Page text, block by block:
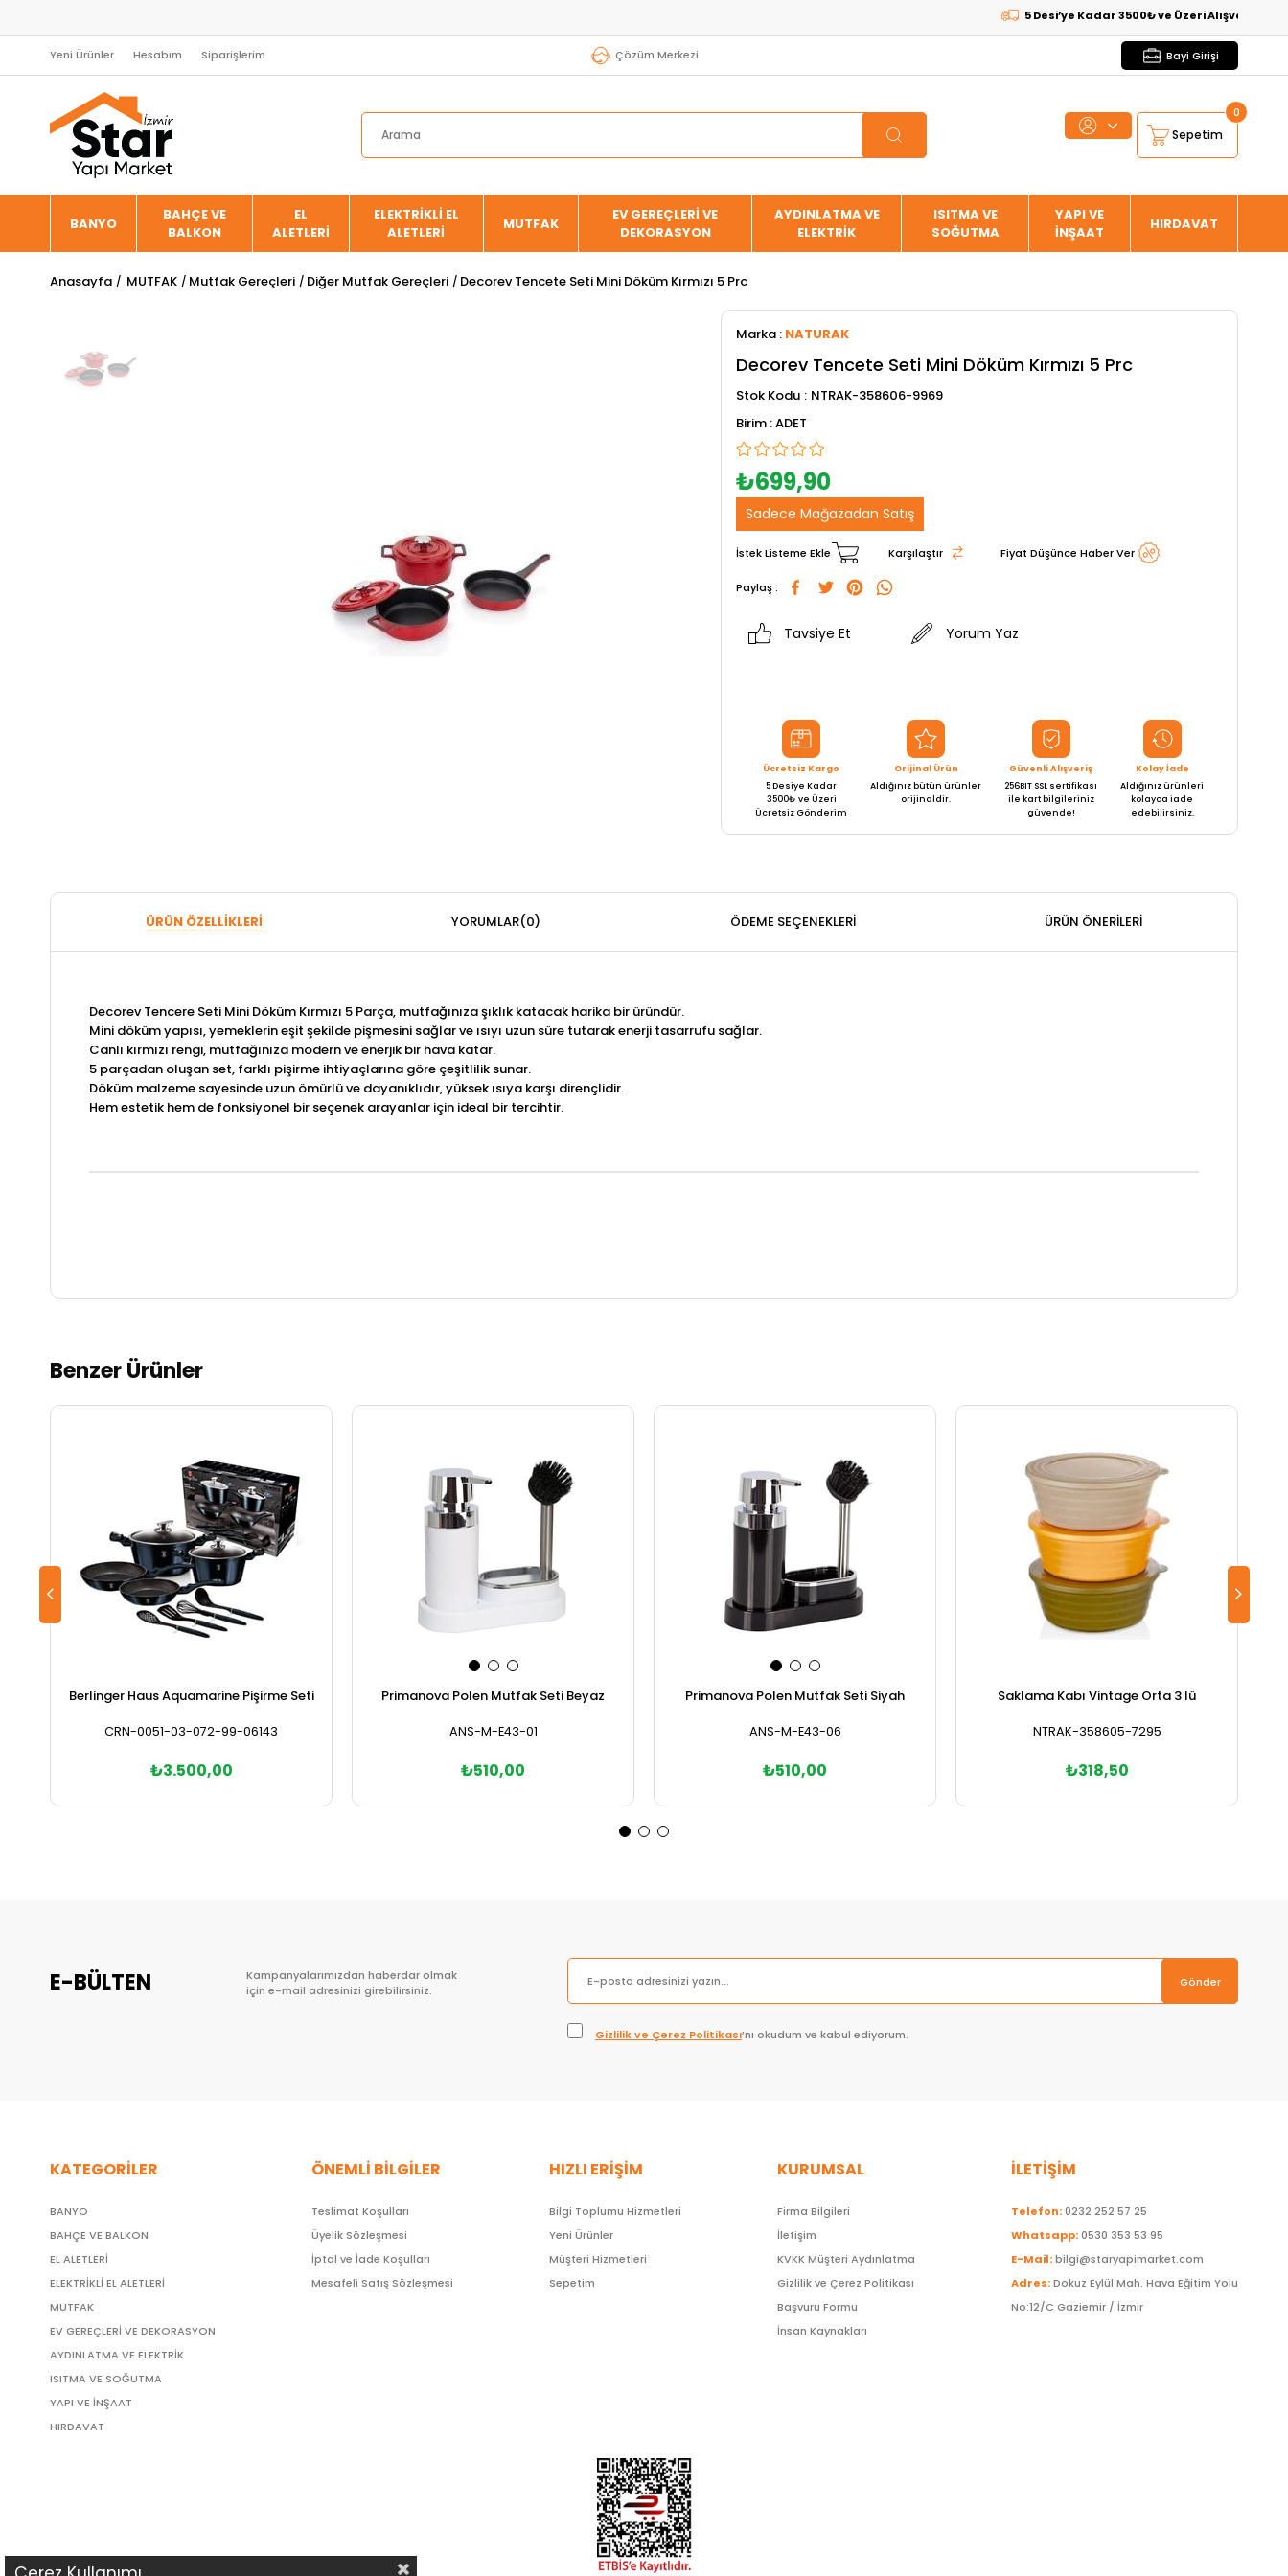
5 Desi’ye Kadar 3500₺ ve Üzeri Alışverişlerde
Yeni Ürünler Hesabım Siparişlerim Çözüm Merkezi Bayi Girişi
Sepetim
0
BANYO
BAHÇE VE
BALKON
EL
ALETLERİ
ELEKTRİKLİ EL
ALETLERİ
MUTFAK
EV GEREÇLERİ VE
DEKORASYON
AYDINLATMA VE
ELEKTRİK
ISITMA VE
SOĞUTMA
YAPI VE
İNŞAAT
HIRDAVAT
Anasayfa MUTFAK Mutfak Gereçleri Diğer Mutfak Gereçleri Decorev Tencete Seti Mini Döküm Kırmızı 5 Prc
Marka : NATURAK
Decorev Tencete Seti Mini Döküm Kırmızı 5 Prc
Stok Kodu
NTRAK-358606-9969
ADET
₺699,90
Sadece Mağazadan Satış
İstek Listeme Ekle Karşılaştır Fiyat Düşünce Haber Ver
Paylaş :
Tavsiye Et Yorum Yaz
Ücretsiz Kargo
5 Desiye Kadar
3500₺ ve Üzeri
Ücretsiz Gönderim
Orijinal Ürün
Aldığınız bütün ürünler
orijinaldir.
Güvenli Alışveriş
256BIT SSL sertifikası
ile kart bilgileriniz
güvende!
Kolay İade
Aldığınız ürünleri
kolayca iade
edebilirsiniz.
ÜRÜN ÖZELLIKLERI YORUMLAR(0) ÖDEME SEÇENEKLERI ÜRÜN ÖNERILERI
Decorev Tencere Seti Mini Döküm Kırmızı 5 Parça, mutfağınıza şıklık katacak harika bir üründür.
Mini döküm yapısı, yemeklerin eşit şekilde pişmesini sağlar ve ısıyı uzun süre tutarak enerji tasarrufu sağlar.
Canlı kırmızı rengi, mutfağınıza modern ve enerjik bir hava katar.
5 parçadan oluşan set, farklı pişirme ihtiyaçlarına göre çeşitlilik sunar.
Döküm malzeme sayesinde uzun ömürlü ve dayanıklıdır, yüksek ısıya karşı dirençlidir.
Hem estetik hem de fonksiyonel bir seçenek arayanlar için ideal bir tercihtir.
Benzer Ürünler
Berlinger Haus Aquamarine Pişirme Seti
CRN-0051-03-072-99-06143
₺3.500,00
Primanova Polen Mutfak Seti Beyaz
ANS-M-E43-01
₺510,00
Primanova Polen Mutfak Seti Siyah
ANS-M-E43-06
₺510,00
Saklama Kabı Vintage Orta 3 lü
NTRAK-358605-7295
₺318,50
E-BÜLTEN
Kampanyalarımızdan haberdar olmak
için e-mail adresinizi girebilirsiniz.
Gönder
Gizlilik ve Çerez Politikası’nı okudum ve kabul ediyorum.
KATEGORİLER
BANYO
BAHÇE VE BALKON
EL ALETLERİ
ELEKTRİKLİ EL ALETLERİ
MUTFAK
EV GEREÇLERİ VE DEKORASYON
AYDINLATMA VE ELEKTRİK
ISITMA VE SOĞUTMA
YAPI VE İNŞAAT
HIRDAVAT
ÖNEMLİ BİLGİLER
Teslimat Koşulları
Üyelik Sözleşmesi
İptal ve İade Koşulları
Mesafeli Satış Sözleşmesi
HIZLI ERİŞİM
Bilgi Toplumu Hizmetleri
Yeni Ürünler
Müşteri Hizmetleri
Sepetim
KURUMSAL
Firma Bilgileri
İletişim
KVKK Müşteri Aydınlatma
Gizlilik ve Çerez Politikası
Başvuru Formu
İnsan Kaynakları
İLETİŞİM
Telefon:0232 252 57 25
Whatsapp:0530 353 53 95
E-Mail:bilgi@staryapimarket.com
Adres:Dokuz Eylül Mah. Hava Eğitim Yolu
No:12/C Gaziemir / İzmir